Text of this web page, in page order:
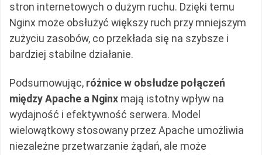
stron internetowych o dużym ruchu. Dzięki temu
Nginx może obsłużyć większy ruch przy mniejszym
zużyciu zasobów, co przekłada się na szybsze i
bardziej stabilne działanie.
Podsumowując, różnice w obsłudze połączeń
między Apache a Nginx mają istotny wpływ na
wydajność i efektywność serwera. Model
wielowątkowy stosowany przez Apache umożliwia
niezależne przetwarzanie żądań, ale może